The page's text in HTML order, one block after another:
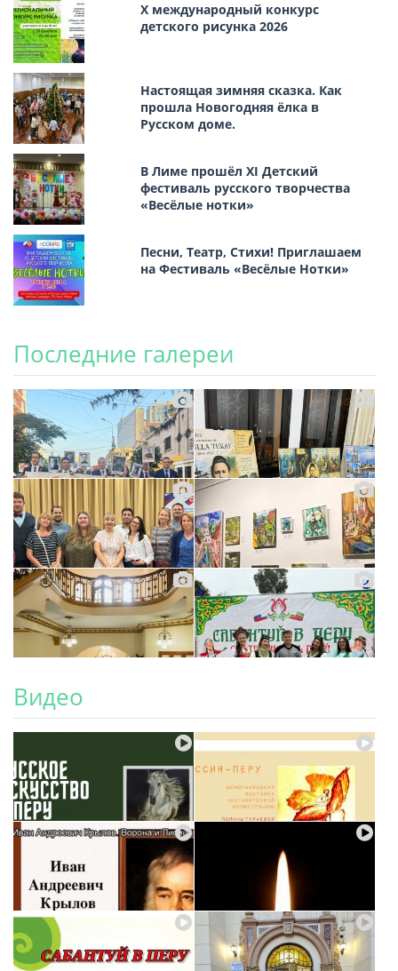
Х международный конкурс
детского рисунка 2026
Настоящая зимняя сказка. Как
прошла Новогодняя ёлка в
Русском доме.
В Лиме прошёл XI Детский
фестиваль русского творчества
«Весёлые нотки»
Песни, Театр, Стихи! Приглашаем
на Фестиваль «Весёлые Нотки»
Последние галереи
Видео